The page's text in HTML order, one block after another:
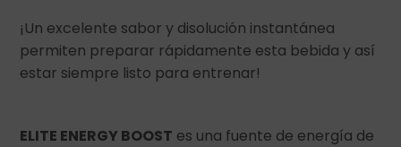
¡Un excelente sabor y disolución instantánea
permiten preparar rápidamente esta bebida y así
estar siempre listo para entrenar!
ELITE ENERGY BOOST es una fuente de energía de